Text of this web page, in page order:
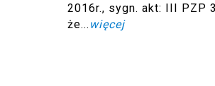
2016r., sygn. akt: III PZP
że... więcej